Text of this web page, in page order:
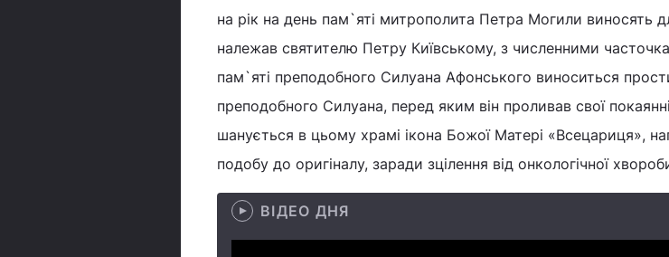
на рік на день пам`яті митрополита Петра Могили виносять
належав святителю Петру Київському, з численними
пам`яті преподобного Силуана Афонського виноситься
преподобного Силуана, перед яким він проливав свої
шанується в цьому храмі ікона Божої Матері «Всецариця»,
подобу до оригіналу, заради зцілення від онкологічної
ВІДЕО ДНЯ